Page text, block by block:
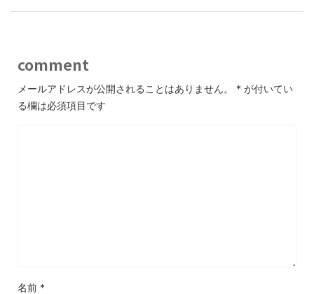
comment
メールアドレスが公開されることはありません。 * が付いてい
る欄は必須項目です
名前 *